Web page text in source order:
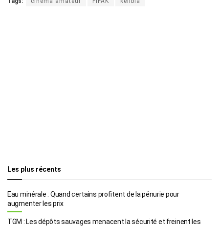
Les plus récents
Eau minérale : Quand certains profitent de la pénurie pour
augmenter les prix
TGM : Les dépôts sauvages menacent la sécurité et freinent les